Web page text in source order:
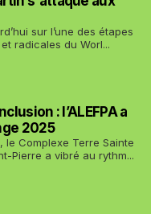
sur l’une des étapes
radicales du Worl...
: l’ALEFPA a
2025
le Complexe Terre Sainte
Pierre a vibré au rythm...